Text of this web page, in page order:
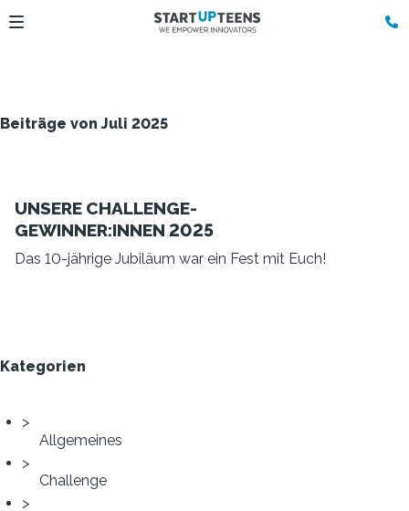
Beiträge von Juli 2025
UNSERE CHALLENGE-
GEWINNER:INNEN 2025
Das 10-jährige Jubiläum war ein Fest mit Euch!
Kategorien
Allgemeines
Challenge